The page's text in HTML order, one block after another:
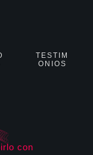
TESTIM
ONIOS
con